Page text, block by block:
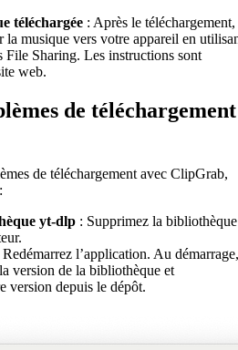
téléchargée : Après le téléchargement,
la musique vers votre appareil en
Sharing. Les instructions sont
web.
de téléchargement
de téléchargement avec ClipGrab,
yt-dlp : Supprimez la bibliothèque
Redémarrez l’application. Au démarrage,
version de la bibliothèque et
version depuis le dépôt.